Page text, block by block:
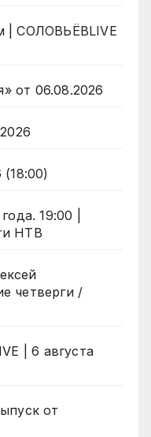
| СОЛОВЬЁВLIVE
от 06.08.2026
19:00 |
НТВ
четверги /
| 6 августа
от